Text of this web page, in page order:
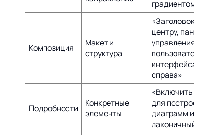
градиентом»
Композиция
Макет и
структура
«Заголовок по
центру, панель
управления
интерфейса
справа»
Подробности
Конкретные
элементы
«Включить
для построения
диаграмм и
лаконичный